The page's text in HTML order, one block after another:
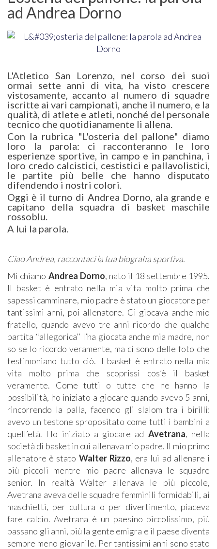
ad Andrea Dorno
L'Atletico San Lorenzo, nel corso dei suoi
ormai sette anni di vita, ha visto crescere
vistosamente, accanto al numero di squadre
iscritte ai vari campionati, anche il numero, e la
qualità, di atlete e atleti, nonché del personale
tecnico che quotidianamente li allena.
Con la rubrica "L'osteria del pallone" diamo
loro la parola: ci racconteranno le loro
esperienze sportive, in campo e in panchina, i
loro credo calcistici, cestistici e pallavolistici,
le partite più belle che hanno disputato
difendendo i nostri colori.
Oggi è il turno di Andrea Dorno, ala grande e
capitano della squadra di basket maschile
rossoblu.
A lui la parola.
Ciao Andrea, raccontaci la tua biografia sportiva.
Mi chiamo Andrea Dorno, nato il 18 settembre 1995.
Il basket è entrato nella mia vita molto prima che
sapessi camminare, mio padre è stato un giocatore per
tantissimi anni, poi allenatore. Ci giocava anche mio
fratello, quando avevo tre anni ricordo che qualche
partita ‘’allegorica’’ l’ha giocata anche mia madre, non
so se lo ricordo veramente, ma ci sono delle foto che
testimoniano tutto ciò. Il basket è entrato nella mia
vita molto prima che scoprissi cos’è il basket
veramente. Come tutti o tutte che ne hanno la
possibilità, ho iniziato a giocare quando avevo 5 anni,
rincorrendo la palla, facendo gli slalom tra i birilli:
avevo un testone spropositato come tutti i bambini a
quell’età. Ho iniziato a giocare ad Avetrana, nella
società di basket in cui allenava mio padre. Il mio primo
allenatore è stato Walter Rizzo, era lui ad allenare i
più piccoli mentre mio padre allenava le squadre
senior. In realtà Walter allenava le più piccole,
Avetrana aveva delle squadre femminili formidabili, ai
maschietti, per cultura o per divertimento, piaceva
fare calcio. Avetrana è un paesino piccolissimo, più
passano gli anni, più la gente emigra e il paese diventa
sempre meno giovanile. Per tantissimi anni sono stato